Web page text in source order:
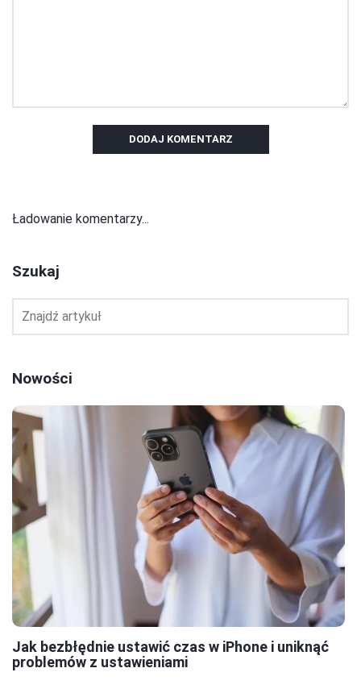
DODAJ KOMENTARZ
Ładowanie komentarzy...
Szukaj
Nowości
Jak bezbłędnie ustawić czas w iPhone i uniknąć
problemów z ustawieniami